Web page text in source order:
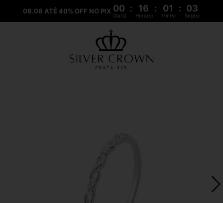
08.08 ATÉ 40% OFF NO PIX 00 : 16 : 01 : 03
Dia(s) Hora(s) Min(s) Seg(s)